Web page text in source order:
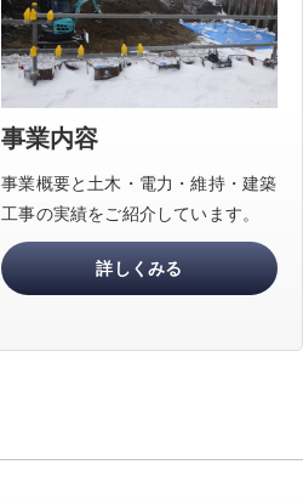
事業内容
事業概要と土木・電力・維持・建築
工事の実績をご紹介しています。
詳しくみる